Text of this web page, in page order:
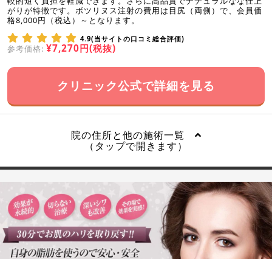
がりが特徴です。ボツリヌス注射の費用は目尻（両側）で、会員価
格8,000円（税込）～となります。
4.9(当サイトの口コミ総合評価)
参考価格: ¥7,270円(税抜)
クリニック公式で詳細を見る
院の住所と他の施術一覧
（タップで開きます）